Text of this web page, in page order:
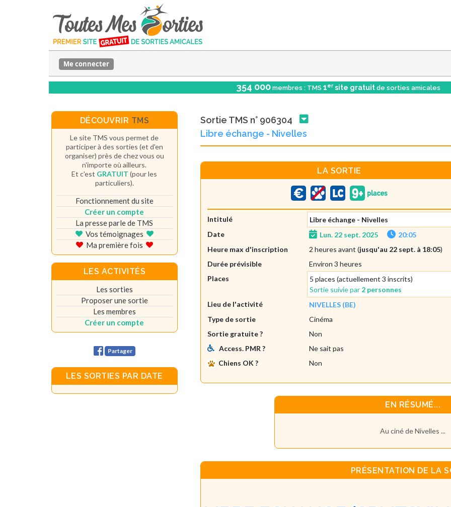
Me connecter
354 000 membres : TMS 1er site gratuit de sorties amicales
Sortie TMS n° 906304
Libre échange - Nivelles
LA SORTIE
Intitulé
Libre échange - Nivelles
Date
Lun. 22 sept. 2025
20:05
Heure max d'inscription
2 heures avant (jusqu'au 22 sept. à 18:05)
Durée prévisible
Environ 3 heures
Places
5 places (actuellement 3 inscrits)
Sortie suivie par 2 personnes
Lieu de l'activité
NIVELLES (BE)
Type de sortie
Cinéma
Sortie gratuite ?
Non
Access. PMR ?
Ne sait pas
Chiens OK ?
Non
EN RÉSUMÉ...
Au ciné de Nivelles ...
PRÉSENTATION DE LA
DÉCOUVRIR TMS
Le site TMS vous permet de
participer à des sorties (et d'en
organiser) près de chez vous ou
n'importe où ailleurs.
Et c'est GRATUIT (pour les
particuliers).
Fonctionnement du site
Créer un compte
La presse parle de TMS
Vos témoignages
Ma première fois
LES ACTIVITÉS
Les sorties
Proposer une sortie
Les membres
Créer un compte
Partager
LES SORTIES PAR DATE